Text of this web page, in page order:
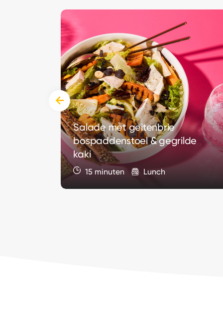
Salade met geitenbrie
bospaddenstoel & gegrilde
kaki
15 minuten Lunch
‹